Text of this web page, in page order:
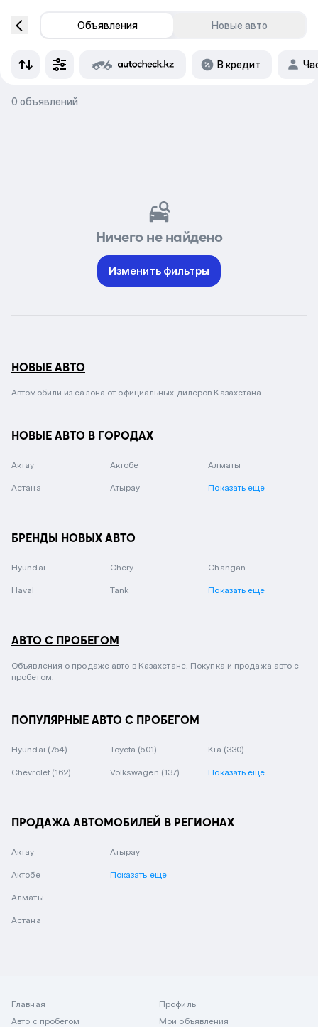
Объявления Новые авто
В кредит
0 объявлений
Ничего не найдено
Изменить фильтры
НОВЫЕ АВТО
Автомобили из салона от официальных дилеров Казахстана.
НОВЫЕ АВТО В ГОРОДАХ
Актау Актобе Алматы
Астана Атырау Показать еще
БРЕНДЫ НОВЫХ АВТО
Hyundai Chery Changan
Haval Tank Показать еще
АВТО С ПРОБЕГОМ
Объявления о продаже авто в Казахстане. Покупка и продажа авто с
пробегом.
ПОПУЛЯРНЫЕ АВТО С ПРОБЕГОМ
Hyundai (754) Toyota (501) Kia (330)
Chevrolet (162) Volkswagen (137) Показать еще
ПРОДАЖА АВТОМОБИЛЕЙ В РЕГИОНАХ
Актау
Актобе
Алматы
Астана
Атырау
Показать еще
Главная
Авто с пробегом
Профиль
Мои объявления